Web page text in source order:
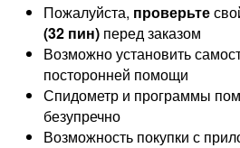
Пожалуйста, проверьте
(32 пин) перед заказом
Возможно установить
посторонней помощи
Спидометр и программы
безупречно
Возможность покупки с